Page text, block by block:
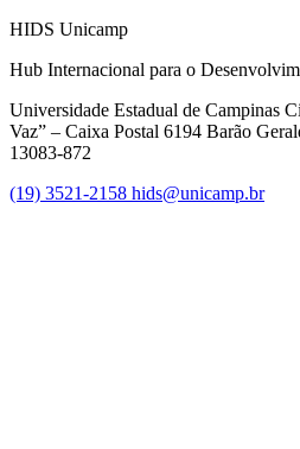
HIDS Unicamp
Hub Internacional para o
Universidade Estadual de Campinas
Vaz” – Caixa Postal 6194 Barão
13083-872
(19) 3521-2158 hids@unicamp.br